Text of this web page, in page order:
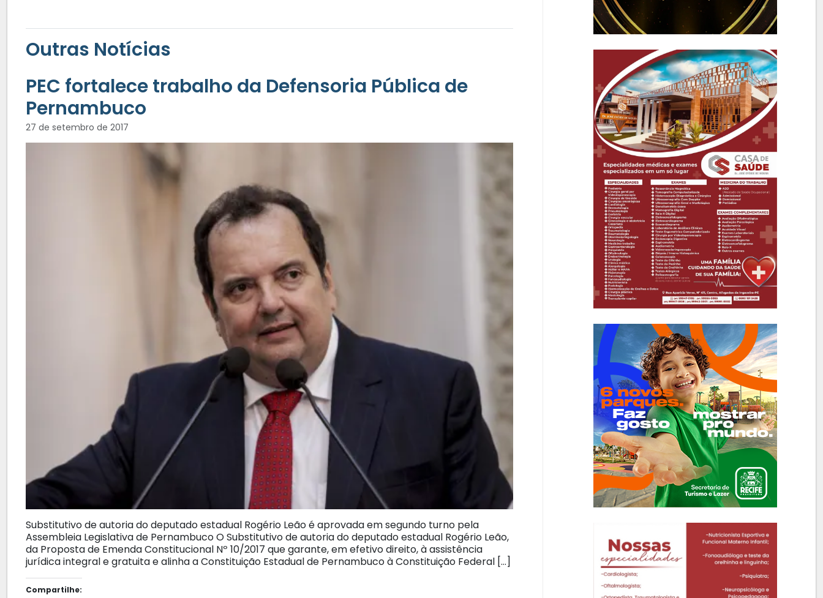
Outras Notícias
PEC fortalece trabalho da Defensoria Pública de
Pernambuco
27 de setembro de 2017
Substitutivo de autoria do deputado estadual Rogério Leão é aprovada em segundo turno pela
Assembleia Legislativa de Pernambuco O Substitutivo de autoria do deputado estadual Rogério Leão,
da Proposta de Emenda Constitucional Nº 10/2017 que garante, em efetivo direito, à assistência
jurídica integral e gratuita e alinha a Constituição Estadual de Pernambuco à Constituição Federal […]
Compartilhe: